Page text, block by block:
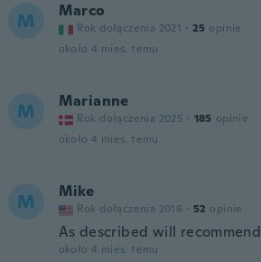
M Marco
Rok dołączenia 2021 · 25 opinie
około 4 mies. temu
M Marianne
Rok dołączenia 2025 · 185 opinie
około 4 mies. temu
M Mike
Rok dołączenia 2016 · 52 opinie
As described will recommend
około 4 mies. temu